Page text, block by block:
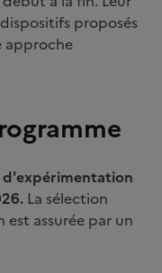
proposés
approche
d'expérimentation
La sélection
assurée par un